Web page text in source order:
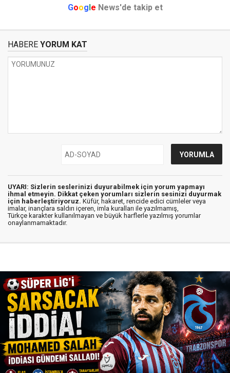
Google News'de takip et
HABERE YORUM KAT
UYARI: Sizlerin seslerinizi duyurabilmek için yorum yapmayı
ihmal etmeyin. Dikkat çeken yorumları sizlerin sesinizi duyurmak
için haberleştiriyoruz. Küfür, hakaret, rencide edici cümleler veya
imalar, inançlara saldırı içeren, imla kuralları ile yazılmamış,
Türkçe karakter kullanılmayan ve büyük harflerle yazılmış yorumlar
onaylanmamaktadır.